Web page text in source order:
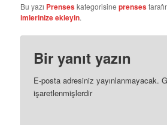
Bu yazı Prenseskategorisineprenses
imlerinize ekleyin.
Bir yanıt yazın
E-posta adresiniz yayınlanmayacak.
işaretlenmişlerdir